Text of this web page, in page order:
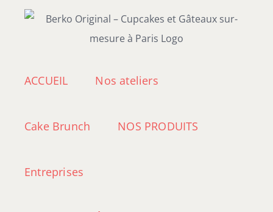
Passer
ACCUEIL Nos ateliers
Cake Brunch NOS PRODUITS
Entreprises